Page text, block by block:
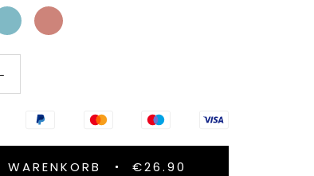
antique
pink
WARENKORB €26.90